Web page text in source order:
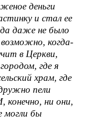
деньги
и стал ее
даже не было
когда-
в Церкви,
где я
храм, где
пели
конечно, ни они,
могли бы